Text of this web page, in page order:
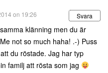
on 19:26 Svara
klänning men du är
not so much haha! .-) Puss
du röstade. Jag har typ
familj att rösta som jag